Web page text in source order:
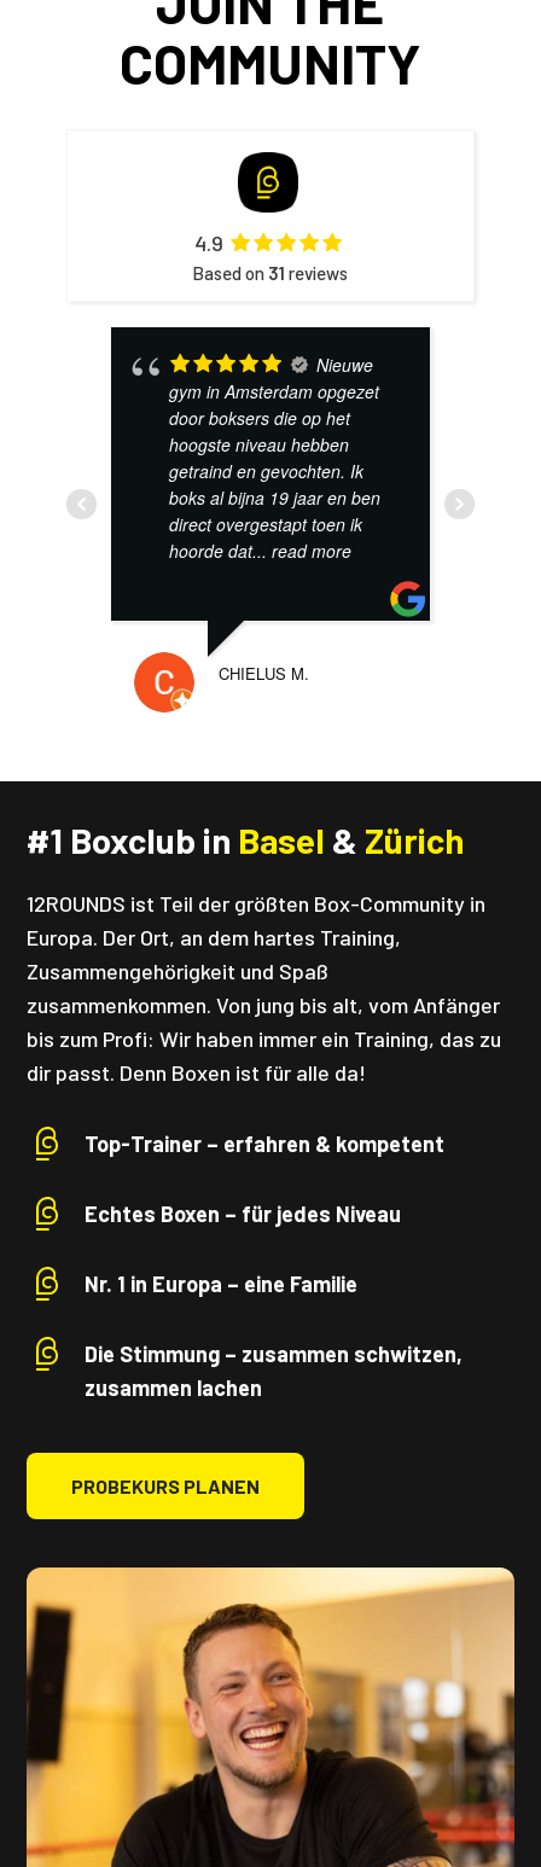
COMMUNITY
4.9
Based on 31 reviews
Nieuwe
gym in Amsterdam opgezet
door boksers die op het
hoogste niveau hebben
getraind en gevochten. Ik
boks al bijna 19 jaar en ben
direct overgestapt toen ik
hoorde dat... read more
CHIELUS M.
#1 Boxclub in Basel & Zürich
12ROUNDS ist Teil der größten Box-Community in
Europa. Der Ort, an dem hartes Training,
Zusammengehörigkeit und Spaß
zusammenkommen. Von jung bis alt, vom Anfänger
bis zum Profi: Wir haben immer ein Training, das zu
dir passt. Denn Boxen ist für alle da!
Top-Trainer – erfahren & kompetent
Echtes Boxen – für jedes Niveau
Nr. 1 in Europa – eine Familie
Die Stimmung – zusammen schwitzen,
zusammen lachen
PROBEKURS PLANEN